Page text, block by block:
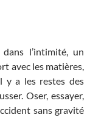
l’intimité, un
avec les matières,
y a les restes des
Oser, essayer,
sans gravité